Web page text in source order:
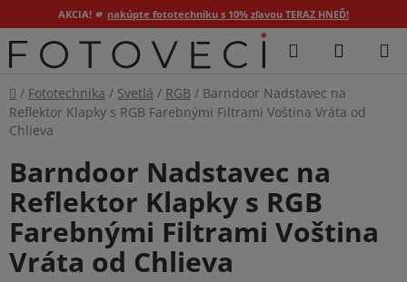
AKCIA! 🫵 nakúpte fototechniku s 10% zľavou TERAZ HNEĎ!
Prejsť
na
Hľadať
Domov
/ Fototechnika / Svetlá / RGB / Barndoor Nadstavec na
Reflektor Klapky s RGB Farebnými Filtrami Voština Vráta od
Chlieva
Barndoor Nadstavec na
Reflektor Klapky s RGB
Farebnými Filtrami Voština
Vráta od Chlieva